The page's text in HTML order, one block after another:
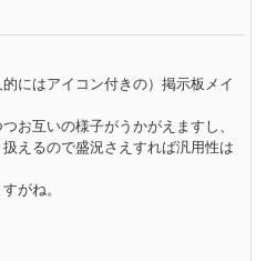
にはアイコン付きの）掲示板メイ
お互いの様子がうかがえますし、
えるので盛況さえすれば汎用性は
がね。